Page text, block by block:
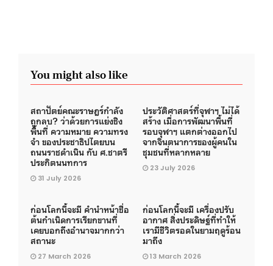
You might also like
สถาปัตย์คณะราษฎร์กำลัง
ถูกลบ? ว่าด้วยการแย่งชิง
พื้นที่ ความหมาย ความทรง
จำ ของประชาธิปไตยบน
ถนนราชดำเนิน กับ ศ.ชาตรี
ประกิตนนทการ
31 July 2026
ประวัติศาสตร์ที่จุฬาฯ​ ไม่ได้
สร้าง เมื่อการพัฒนาพื้นที่
รอบจุฬาฯ แตกต่างออกไป
จากจินตนาการของผู้คนใน
ชุมชนที่หลากหลาย
23 July 2026
ก่อนโลกนี้จะมี คำนำหน้าชื่อ
ต้นกำเนิดการเรียกขานที่
เคยบอกถึงอำนาจมากกว่า
สถานะ
27 March 2026
ก่อนโลกนี้จะมี เครื่องปรับ
อากาศ สิ่งประดิษฐ์ที่ทำให้
เรามีชีวิตรอดในยามฤดูร้อน
มาถึง
13 March 2026